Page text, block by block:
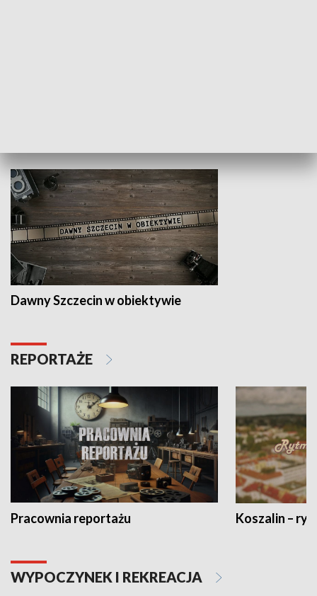
Dawny Szczecin w obiektywie
REPORTAŻE
Pracownia reportażu Koszalin –
WYPOCZYNEK I REKREACJA